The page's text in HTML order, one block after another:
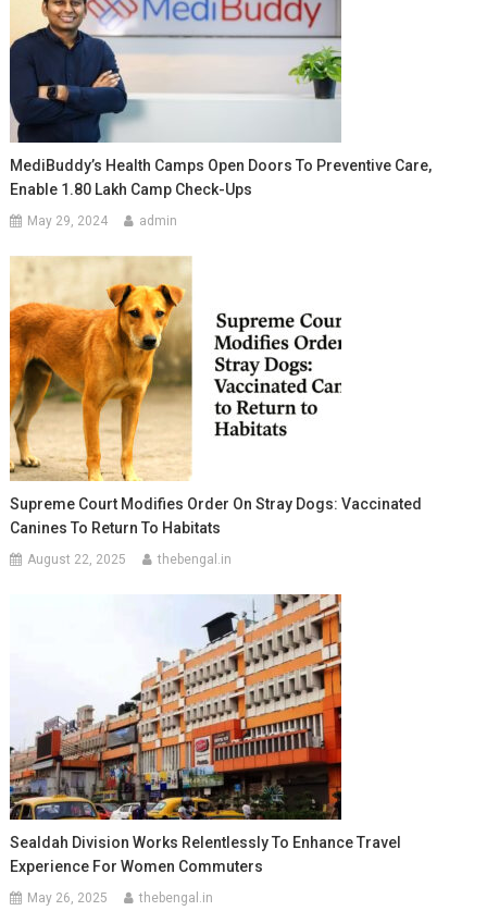
MediBuddy’s Health Camps Open Doors To Preventive Care,
Enable 1.80 Lakh Camp Check-Ups
May 29, 2024 admin
Supreme Court Modifies Order On Stray Dogs: Vaccinated
Canines To Return To Habitats
August 22, 2025 thebengal.in
Sealdah Division Works Relentlessly To Enhance Travel
Experience For Women Commuters
May 26, 2025 thebengal.in